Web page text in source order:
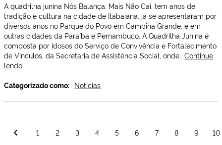
A quadrilha junina Nós Balança, Mais Não Cai, tem anos de
tradição e cultura na cidade de Itabaiana, já se apresentaram por
diversos anos no Parque do Povo em Campina Grande, e em
outras cidades da Paraíba e Pernambuco. A Quadrilha Junina é
composta por idosos do Serviço de Convivência e Fortalecimento
de Vínculos, da Secretaria de Assistência Social, onde… Continue
lendoQuadrilha
“Nós
mas
Categorizado como: Notícias
Paginação
de
1 2 3 4 5 6 7 8 9 10